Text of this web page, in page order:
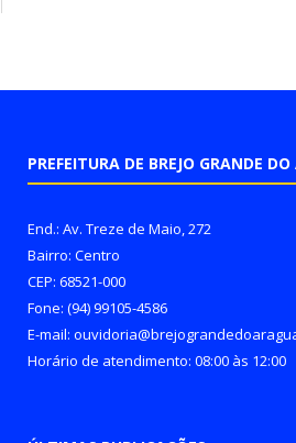
PREFEITURA DE BREJO GRANDE
End.: Av. Treze de Maio, 272
Bairro: Centro
CEP: 68521-000
Fone: (94) 99105-4586
E-mail:
Horário de atendimento: 08:00 às 12:00